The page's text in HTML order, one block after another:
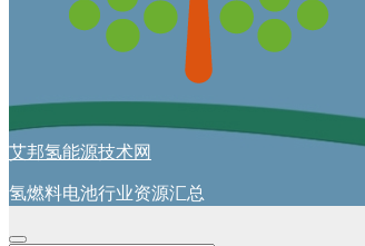
艾邦氢能源技术网
氢燃料电池行业资源汇总